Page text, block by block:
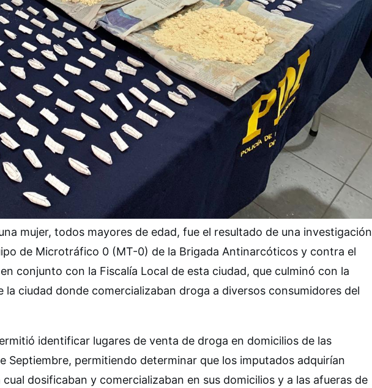
mujer, todos mayores de edad, fue el resultado de una investigación
de Microtráfico 0 (MT-0) de la Brigada Antinarcóticos y contra el
conjunto con la Fiscalía Local de esta ciudad, que culminó con la
ciudad donde comercializaban droga a diversos consumidores del
identificar lugares de venta de droga en domicilios de las
Septiembre, permitiendo determinar que los imputados adquirían
dosificaban y comercializaban en sus domicilios y a las afueras de